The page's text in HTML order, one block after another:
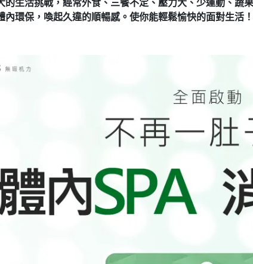
的生活挑戰，經常外食、三餐不定、壓力大、少運動、蔬
內環保，喚起久違的順暢感。使你能輕鬆愉快的面對生活！